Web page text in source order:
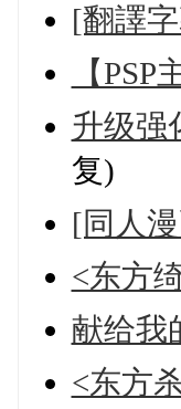
[翻譯
【
升级强
复)
[同人
<东方
献给我
<东方